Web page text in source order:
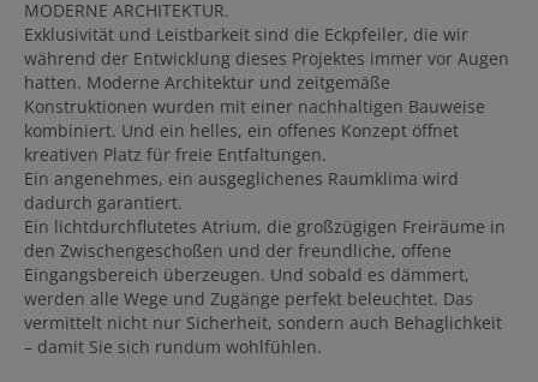
MODERNE ARCHITEKTUR.
Exklusivität und Leistbarkeit sind die Eckpfeiler, die wir
während der Entwicklung dieses Projektes immer vor Augen
hatten. Moderne Architektur und zeitgemäße
Konstruktionen wurden mit einer nachhaltigen Bauweise
kombiniert. Und ein helles, ein offenes Konzept öffnet
kreativen Platz für freie Entfaltungen.
Ein angenehmes, ein ausgeglichenes Raumklima wird
dadurch garantiert.
Ein lichtdurchflutetes Atrium, die großzügigen Freiräume in
den Zwischengeschoßen und der freundliche, offene
Eingangsbereich überzeugen. Und sobald es dämmert,
werden alle Wege und Zugänge perfekt beleuchtet. Das
vermittelt nicht nur Sicherheit, sondern auch Behaglichkeit
– damit Sie sich rundum wohlfühlen.